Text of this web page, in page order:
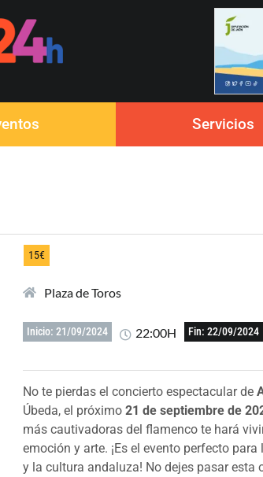
Servicios
15€
Plaza de Toros
Inicio: 21/09/2024 22:00H Fin: 22/09/2024
No te pierdas el concierto espectacular de
Úbeda, el próximo21 de septiembre de
más cautivadoras del flamenco te hará
emoción y arte. ¡Es el evento perfecto
y la cultura andaluza! No dejes pasar